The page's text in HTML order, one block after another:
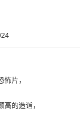
片，
的造诣，